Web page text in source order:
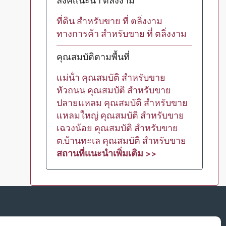
ที่ดิน สำหรับขาย ที่ ตลิ่งงาม
ทางการค้า สำหรับขาย ที่ ตลิ่งงาม
คุณสมบัติตามพื้นที่
แม่น้ํา คุณสมบัติ สำหรับขาย
หัวถนน คุณสมบัติ สำหรับขาย
ปลายแหลม คุณสมบัติ สำหรับขาย
แหลมใหญ่ คุณสมบัติ สำหรับขาย
เฉวงน้อย คุณสมบัติ สำหรับขาย
ต.บ้านทะเล คุณสมบัติ สำหรับขาย
สถานที่เเนะนำเพิ่มเติม >>